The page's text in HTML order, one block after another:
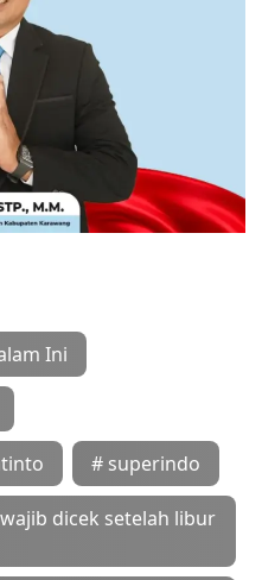
Ini
# superindo
dicek setelah libur